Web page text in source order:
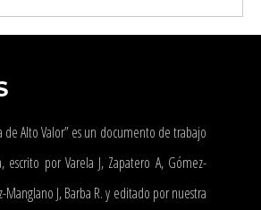
Alto Valor” es un documento de trabajo
por Varela J, Zapatero A, Gómez-
Manglano J, Barba R. y editado por nuestra